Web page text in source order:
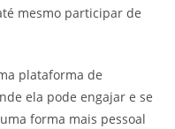
mesmo participar de
plataforma de
ela pode engajar e se
forma mais pessoal